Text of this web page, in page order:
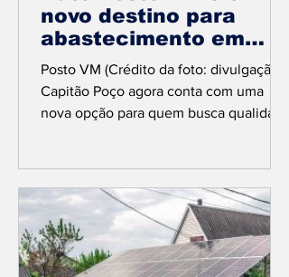
novo destino para
abastecimento em
Capitão Poço
Posto VM (Crédito da foto: divulgação)
Capitão Poço agora conta com uma
nova opção para quem busca qualidade